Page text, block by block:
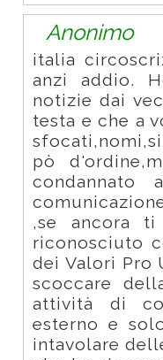
Anonimo
italia
anzi addio.
notizie dai
testa e che a
pò
condannato
,se ancora
riconosciuto
dei Valori Pro
scoccare
attività di
esterno e
intavolare